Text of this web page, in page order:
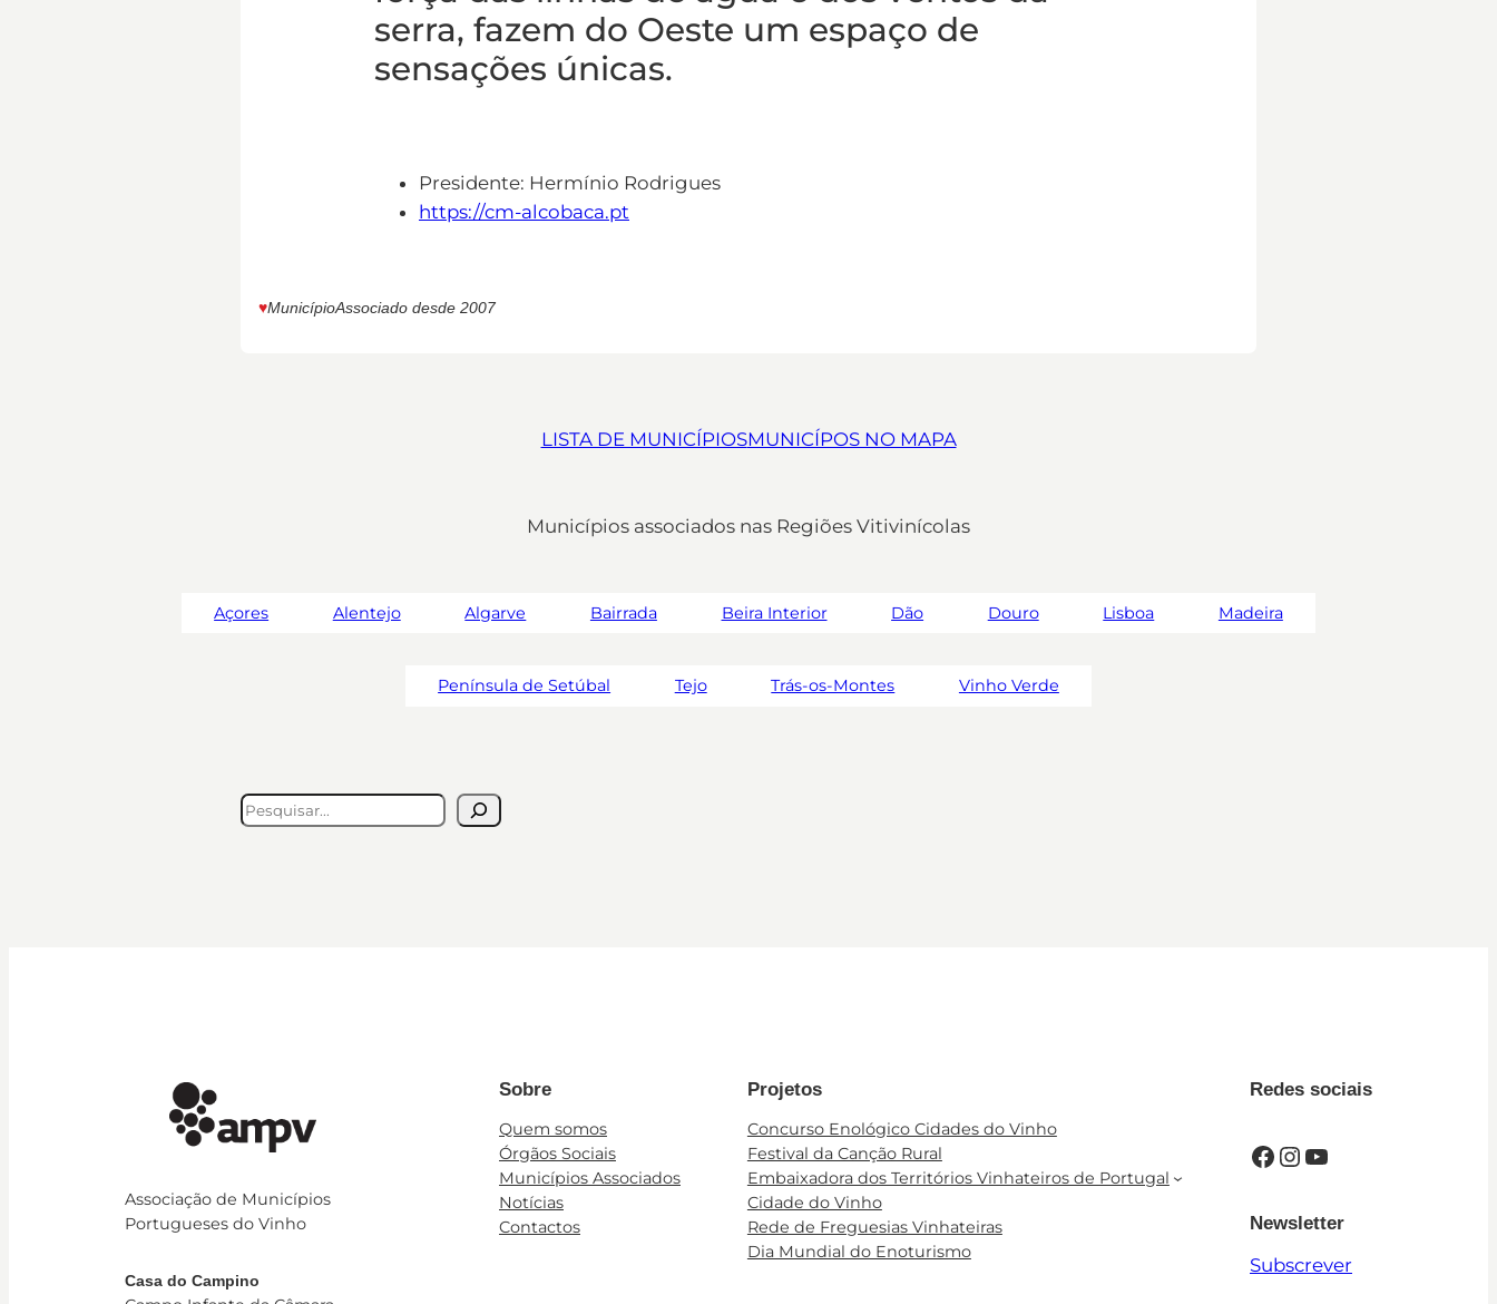
serra, fazem do Oeste um espaço de
sensações únicas.
Presidente: Hermínio Rodrigues
https://cm-alcobaca.pt
♥︎MunicípioAssociado desde 2007
LISTA DE MUNICÍPIOSMUNICÍPOS NO MAPA
Municípios associados nas Regiões Vitivinícolas
Açores Alentejo Algarve Bairrada Beira Interior Dão Douro Lisboa Madeira
Península de Setúbal Tejo Trás-os-Montes Vinho Verde
Pesquisar
Associação de Municípios
Portugueses do Vinho
Casa do Campino
Sobre
Quem somos
Órgãos Sociais
Municípios Associados
Notícias
Contactos
Projetos
Concurso Enológico Cidades do Vinho
Festival da Canção Rural
Embaixadora dos Territórios Vinhateiros de Portugal
Cidade do Vinho
Rede de Freguesias Vinhateiras
Dia Mundial do Enoturismo
Redes sociais
Facebook InstagramYouTube
Newsletter
Subscrever